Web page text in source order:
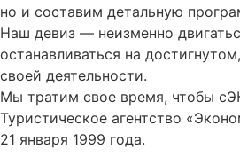
но и составим детальную
Наш девиз — неизменно
останавливаться на
своей деятельности.
Мы тратим свое время, чтобы
Туристическое агентство
21 января 1999 года.